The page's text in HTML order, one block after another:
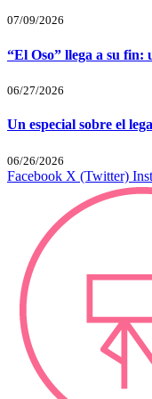
07/09/2026
“El Oso” llega a su fin:
06/27/2026
Un especial sobre el
06/26/2026
Facebook X (Twitter)